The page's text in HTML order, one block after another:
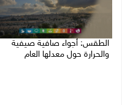
الطقس: أجواء صافية صيفية
والحرارة حول معدلها العام